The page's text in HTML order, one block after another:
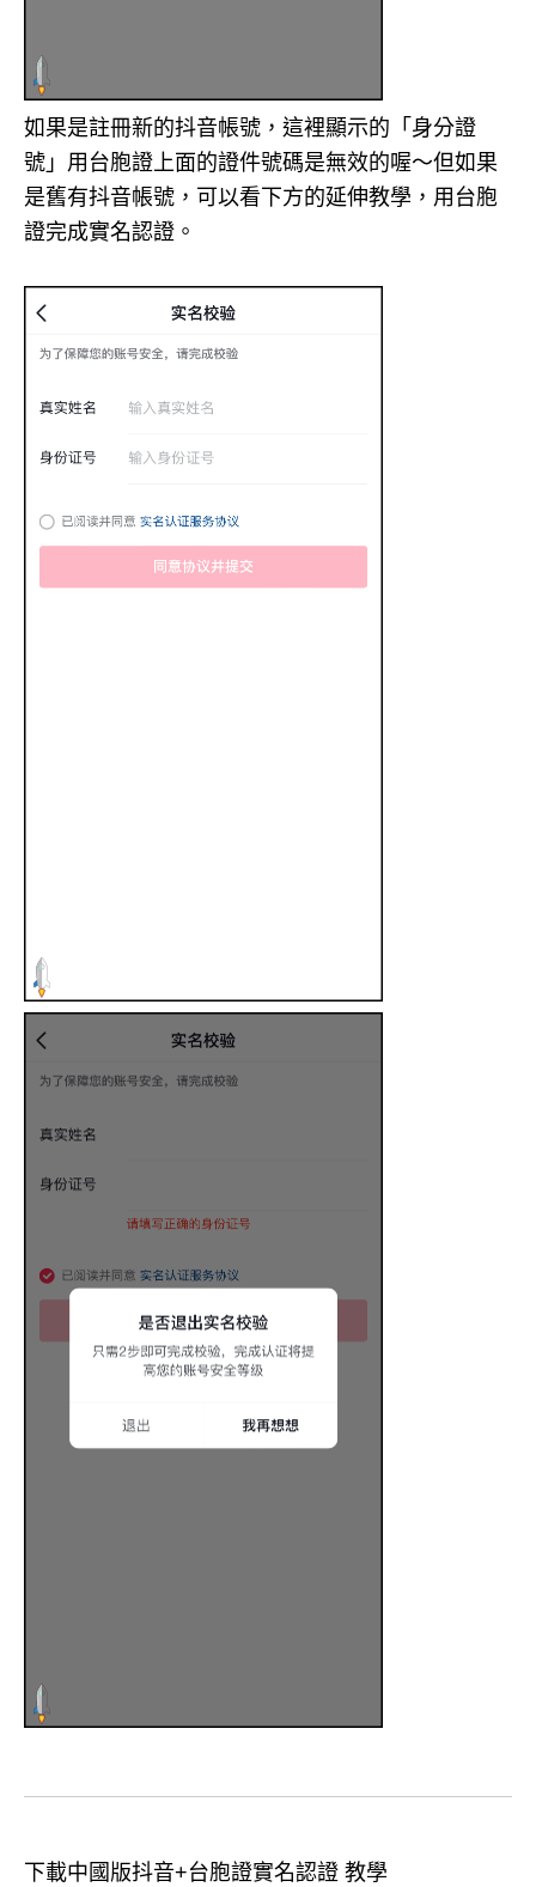
如果是註冊新的抖音帳號，這裡顯示的「身分證
號」用台胞證上面的證件號碼是無效的喔～但如果
是舊有抖音帳號，可以看下方的延伸教學，用台胞
證完成實名認證。
下載中國版抖音+台胞證實名認證 教學